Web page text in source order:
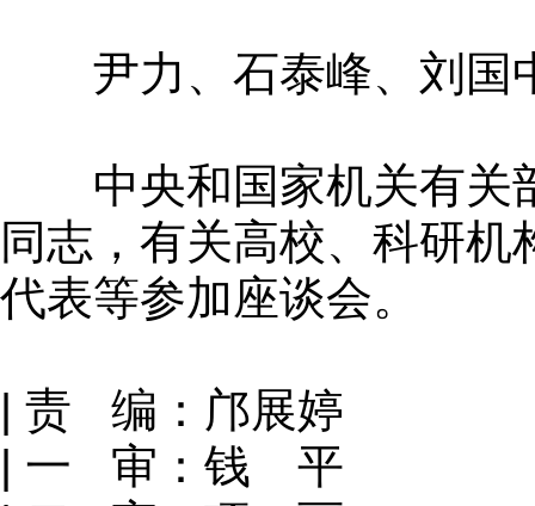
尹力、石泰峰、刘国
中央和国家机关有关
同志，有关高校、科研
代表等参加座谈会。
| 责 编：邝展婷
| 一 审：钱 平